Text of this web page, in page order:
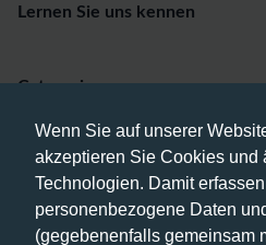
Wenn Sie auf unserer
akzeptieren Sie Cookies und
Technologien. Damit
personenbezogene Daten
(gegebenenfalls gemeinsam
Lernen Sie uns kennen
Zahlungsmethoden
Categories
Account